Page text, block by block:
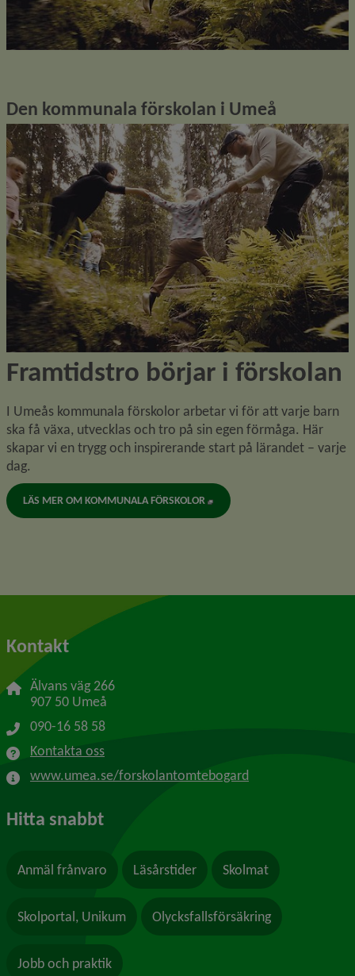
Den kommunala förskolan i Umeå
Framtidstro börjar i förskolan
I Umeås kommunala förskolor arbetar vi för att varje barn
ska få växa, utvecklas och tro på sin egen förmåga. Här
skapar vi en trygg och inspirerande start på lärandet – varje
dag.
LÄS MER OM KOMMUNALA FÖRSKOLOR
Kontakt
Älvans väg 266
907 50 Umeå
090-16 58 58
Kontakta oss
www.umea.se/forskolantomtebogard
Hitta snabbt
Anmäl frånvaro Läsårstider Skolmat
Skolportal, Unikum Olycksfallsförsäkring
Jobb och praktik